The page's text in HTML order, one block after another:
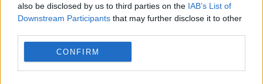
also be disclosed by us to third parties on the IAB’s List of
Downstream Participants that may further disclose it to other
CONFIRM
POLITICA
Sorin Grindeanu: Parlamentul a evitat